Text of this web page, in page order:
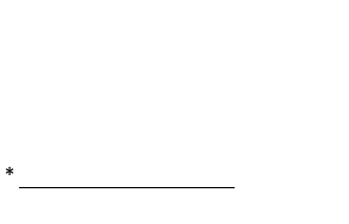
*Обязательно